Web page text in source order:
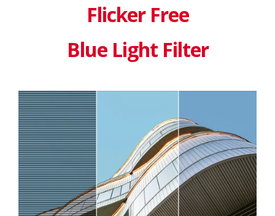
Flicker Free
Blue Light Filter